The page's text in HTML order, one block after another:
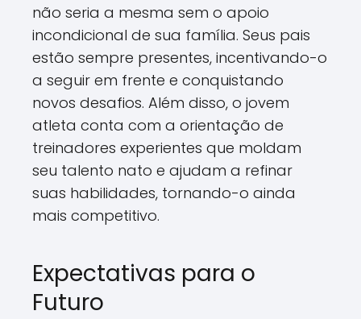
não seria a mesma sem o apoio
incondicional de sua família. Seus pais
estão sempre presentes, incentivando-o
a seguir em frente e conquistando
novos desafios. Além disso, o jovem
atleta conta com a orientação de
treinadores experientes que moldam
seu talento nato e ajudam a refinar
suas habilidades, tornando-o ainda
mais competitivo.
Expectativas para o
Futuro